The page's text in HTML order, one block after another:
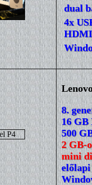
dual
4x
HDMI
8.
16 GB
500
2 GB-
mini
előlapi